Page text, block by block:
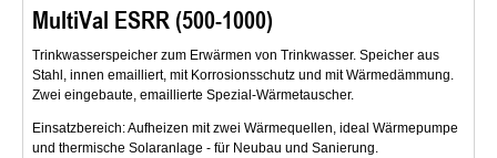
MultiVal ESRR (500-1000)
Trinkwasserspeicher zum Erwärmen von Trinkwasser. Speicher aus
Stahl, innen emailliert, mit Korrosionsschutz und mit Wärmedämmung.
Zwei eingebaute, emaillierte Spezial-Wärmetauscher.
Einsatzbereich: Aufheizen mit zwei Wärmequellen, ideal Wärmepumpe
und thermische Solaranlage - für Neubau und Sanierung.